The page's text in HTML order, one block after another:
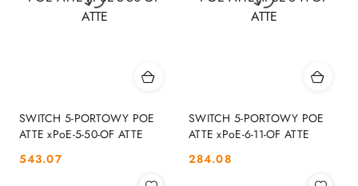
SWITCH 5-PORTOWY POE
ATTE xPoE-5-50-OF ATTE
Cena:
543.07
SWITCH 5-PORTOWY POE
ATTE xPoE-6-11-OF ATTE
Cena:
284.08